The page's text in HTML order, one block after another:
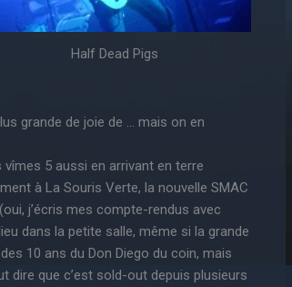
Half Dead Pigs
grande de joie de … mais on en
5 aussi en arrivant en terre
à La Souris Verte, la nouvelle SMAC
j’écris mes compte-rendus avec
dans la petite salle, même si la grande
10 ans du Don Diego du coin, mais
dire que c’est sold-out depuis plusieurs